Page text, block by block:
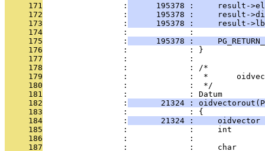
     171
                 :
195378 :     result-
     172
                 :
195378 :     result-
     173
                 :
195378 :     result-
     174
                 :             :
     175
                 :
195378 :
     176
                 :             : }
     177
                 :             :
     178
                 :             : /*
     179
:             :  *
     180
                 :             :  */
     181
                 :             : Datum
     182
                 :
21324 :
     183
                 :             : {
     184
                 :
21324 :     oidvector
     185
:             :     int
     186
:             :
     187
:             :     char